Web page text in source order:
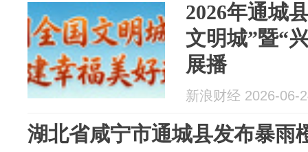
2026年通城
文明城”暨“
展播
新浪财经 2026-06-
湖北省咸宁市通城县发布暴雨